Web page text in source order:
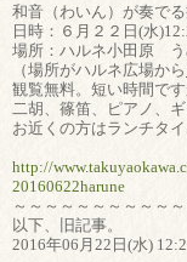
和音（わいん）が奏で
日時：６月２２日(水
場所：ハルネ小田原 う
（場所がハルネ広場から
観覧無料。短い時間で
二胡、篠笛、ピアノ、
お近くの方はランチタ
http://
20160622harune
～～～～～～～～～～
以下、旧記事。
2016年06月22日(水)